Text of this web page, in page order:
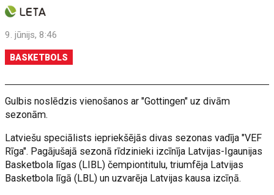
9. jūnijs, 8:46
BASKETBOLS
Gulbis noslēdzis vienošanos ar "Gottingen" uz divām
sezonām.
Latviešu speciālists iepriekšējās divas sezonas vadīja "VEF
Rīga". Pagājušajā sezonā rīdzinieki izcīnīja Latvijas-Igaunijas
Basketbola līgas (LIBL) čempiontitulu, triumfēja Latvijas
Basketbola līgā (LBL) un uzvarēja Latvijas kausa izcīņā.